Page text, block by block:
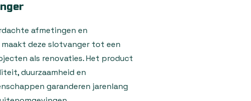
afmetingen en
deze slotvanger tot een
als renovaties. Het product
duurzaamheid en
garanderen jarenlang